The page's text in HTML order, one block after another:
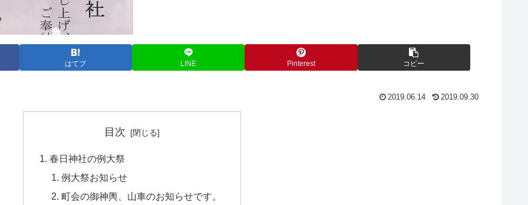
はてブ LINE Pinterest コピー
2019.06.14 2019.09.30
目次
春日神社の例大祭
例大祭お知らせ
町会の御神輿、山車のお知らせです。